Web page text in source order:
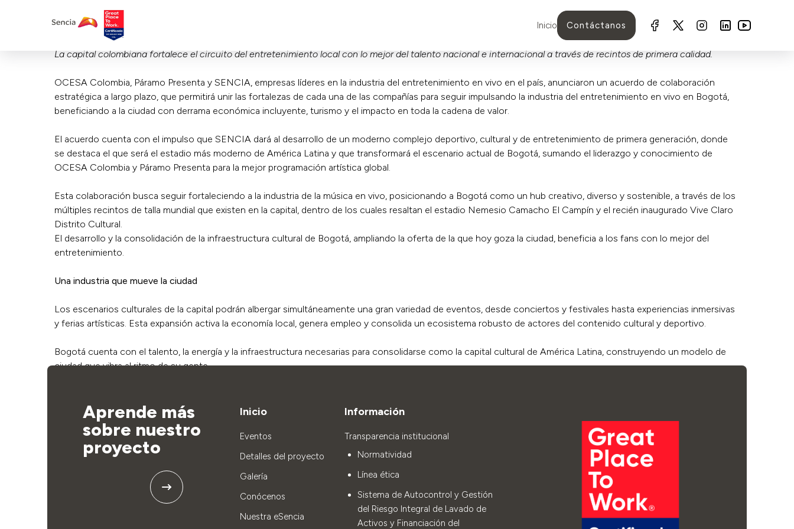
Inicio Contáctanos
La capital colombiana fortalece el circuito del entretenimiento local con lo mejor del talento nacional e internacional a través de recintos de primera calidad.
OCESA Colombia, Páramo Presenta y SENCIA, empresas líderes en la industria del entretenimiento en vivo en el país, anunciaron un acuerdo de colaboración
estratégica a largo plazo, que permitirá unir las fortalezas de cada una de las compañías para seguir impulsando la industria del entretenimiento en vivo en Bogotá,
beneficiando a la ciudad con derrama económica incluyente, turismo y el impacto en toda la cadena de valor.
El acuerdo cuenta con el impulso que SENCIA dará al desarrollo de un moderno complejo deportivo, cultural y de entretenimiento de primera generación, donde
se destaca el que será el estadio más moderno de América Latina y que transformará el escenario actual de Bogotá, sumando el liderazgo y conocimiento de
OCESA Colombia y Páramo Presenta para la mejor programación artística global.
Esta colaboración busca seguir fortaleciendo a la industria de la música en vivo, posicionando a Bogotá como un hub creativo, diverso y sostenible, a través de los
múltiples recintos de talla mundial que existen en la capital, dentro de los cuales resaltan el estadio Nemesio Camacho El Campín y el recién inaugurado Vive Claro
Distrito Cultural.
El desarrollo y la consolidación de la infraestructura cultural de Bogotá, ampliando la oferta de la que hoy goza la ciudad, beneficia a los fans con lo mejor del
entretenimiento.
Una industria que mueve la ciudad
Los escenarios culturales de la capital podrán albergar simultáneamente una gran variedad de eventos, desde conciertos y festivales hasta experiencias inmersivas
y ferias artísticas. Esta expansión activa la economía local, genera empleo y consolida un ecosistema robusto de actores del contenido cultural y deportivo.
Bogotá cuenta con el talento, la energía y la infraestructura necesarias para consolidarse como la capital cultural de América Latina, construyendo un modelo de
ciudad que vibra al ritmo de su gente.
Aprende más
sobre nuestro
proyecto
Inicio
Eventos
Detalles del proyecto
Galería
Conócenos
Nuestra eSencia
Información
Transparencia institucional
Normatividad
Línea ética
Sistema de Autocontrol y Gestión
del Riesgo Integral de Lavado de
Activos y Financiación del